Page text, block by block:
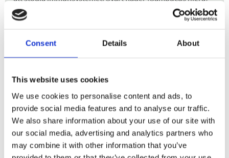
Consent Details About
This website uses cookies
We use cookies to personalise content and ads, to
provide social media features and to analyse our traffic.
We also share information about your use of our site with
our social media, advertising and analytics partners who
may combine it with other information that you’ve
och nypon (Rosa canina) är naturligt rika på antioxidanter
och C-vitamin, vilket bidrar till immunsystemets normala
officinale) traditionellt använts för sin renande effekt.
halsen, och svartpeppar (Piper nigrum) kan bidra till bättre
upptag av näringsämnen.
I samarbete med ett av Europas ledande GMP-certifierade
örtföretag/fabrik i Litauen, som startade redan 1883, och